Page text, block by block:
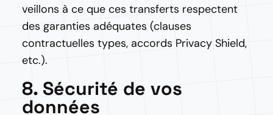
veillons à ce que ces transferts respectent
des garanties adéquates (clauses
contractuelles types, accords Privacy Shield,
etc.).
8. Sécurité de vos
données